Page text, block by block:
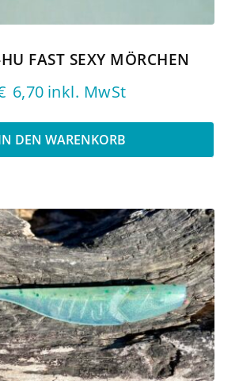
FAST SEXY MÖRCHEN
6,70 inkl. MwSt
DEN WARENKORB